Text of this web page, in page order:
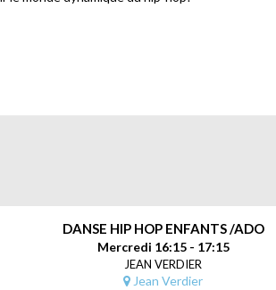
fourni par
pas, rechargez la page)
DANSE HIP HOP ENFANTS /ADO
Mercredi 16:15 - 17:15
JEAN VERDIER
Jean Verdier